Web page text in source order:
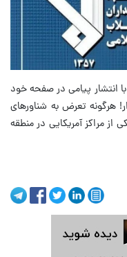
انتشار پیامی در صفحه خود
هرگونه تعرض به شناورهای
مراکز آمریکایی در منطقه